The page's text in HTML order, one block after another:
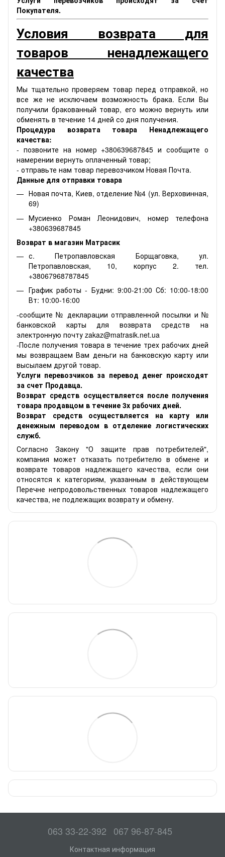
Покупателя.
Условия возврата для
товаров ненадлежащего
качества
Мы тщательно проверяем товар перед отправкой, но
все же не исключаем возможность брака. Если Вы
получили бракованный товар, его можно вернуть или
обменять в течение 14 дней со дня получения.
Процедура возврата товара Ненадлежащего
качества:
- позвоните на номер +380639687845 и сообщите о
намерении вернуть оплаченный товар;
- отправьте нам товар перевозчиком Новая Почта.
Данные для отправки товара
Новая почта, Киев, отделение №4 (ул. Верховинная,
69)
Мусиенко Роман Леонидович, номер телефона
+380639687845
Возврат в магазин Матрасик
с. Петропавловская Борщаговка, ул.
Петропавловская, 10, корпус 2. тел.
+38067968787845
График работы - Будни: 9:00-21:00 Сб: 10:00-18:00
Вт: 10:00-16:00
-сообщите № декларации отправленной посылки и №
банковской карты для возврата средств на
электронную почту zakaz@matrasik.net.ua
-После получения товара в течение трех рабочих дней
мы возвращаем Вам деньги на банковскую карту или
высылаем другой товар.
Услуги перевозчиков за перевод денег происходят
за счет Продавца.
Возврат средств осуществляется после получения
товара продавцом в течение 3х рабочих дней.
Возврат средств осуществляется на карту или
денежным переводом в отделение логистических
служб.
Согласно Закону "О защите прав потребителей",
компания может отказать потребителю в обмене и
возврате товаров надлежащего качества, если они
относятся к категориям, указанным в действующем
Перечне непродовольственных товаров надлежащего
качества, не подлежащих возврату и обмену.
063 33-22-392 067 96-87-845
Контактная информация